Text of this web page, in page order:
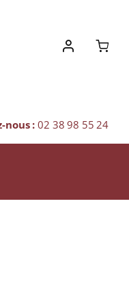
nous :02 38 98 55 24